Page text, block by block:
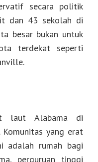
secara politik
dan 43 sekolah di
besar bukan untuk
terdekat seperti
laut Alabama di
Komunitas yang erat
adalah rumah bagi
perguruan tinggi